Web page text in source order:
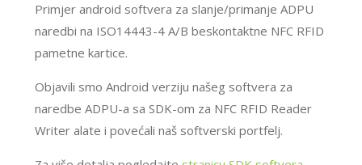
Primjer android softvera za slanje/primanje ADPU
naredbi na ISO14443-4 A/B beskontaktne NFC RFID
pametne kartice.
Objavili smo Android verziju našeg softvera za
naredbe ADPU-a sa SDK-om za NFC RFID Reader
Writer alate i povećali naš softverski portfelj.